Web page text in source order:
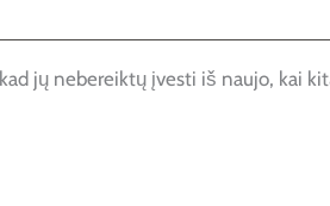
jų nebereiktų įvesti iš naujo, kai